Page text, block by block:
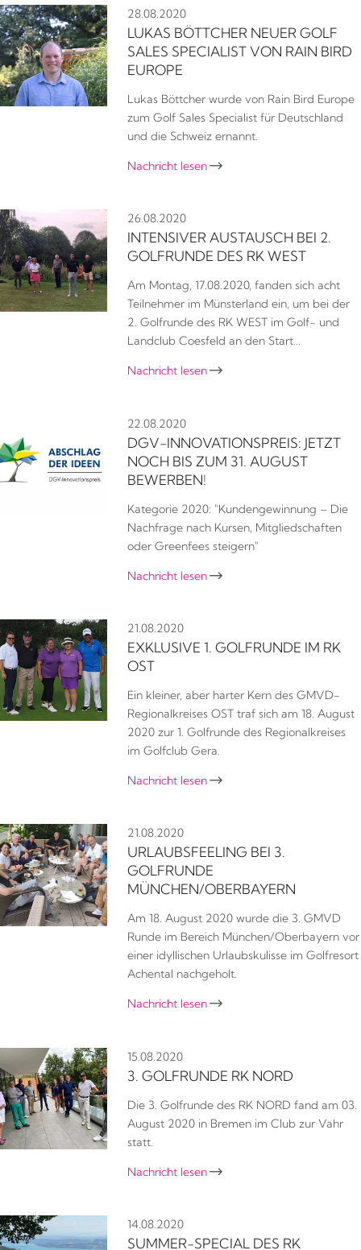
28.08.2020
LUKAS BÖTTCHER NEUER GOLF
SALES SPECIALIST VON RAIN BIRD
EUROPE
Lukas Böttcher wurde von Rain Bird Europe
zum Golf Sales Specialist für Deutschland
und die Schweiz ernannt.
Nachricht lesen 
26.08.2020
INTENSIVER AUSTAUSCH BEI 2.
GOLFRUNDE DES RK WEST
Am Montag, 17.08.2020, fanden sich acht
Teilnehmer im Münsterland ein, um bei der
2. Golfrunde des RK WEST im Golf- und
Landclub Coesfeld an den Start…
Nachricht lesen 
22.08.2020
DGV-INNOVATIONSPREIS: JETZT
NOCH BIS ZUM 31. AUGUST
BEWERBEN!
Kategorie 2020: "Kundengewinnung – Die
Nachfrage nach Kursen, Mitgliedschaften
oder Greenfees steigern"
Nachricht lesen 
21.08.2020
EXKLUSIVE 1. GOLFRUNDE IM RK
OST
Ein kleiner, aber harter Kern des GMVD-
Regionalkreises OST traf sich am 18. August
2020 zur 1. Golfrunde des Regionalkreises
im Golfclub Gera.
Nachricht lesen 
21.08.2020
URLAUBSFEELING BEI 3.
GOLFRUNDE
MÜNCHEN/OBERBAYERN
Am 18. August 2020 wurde die 3. GMVD
Runde im Bereich München/Oberbayern vor
einer idyllischen Urlaubskulisse im Golfresort
Achental nachgeholt.
Nachricht lesen 
15.08.2020
3. GOLFRUNDE RK NORD
Die 3. Golfrunde des RK NORD fand am 03.
August 2020 in Bremen im Club zur Vahr
statt.
Nachricht lesen 
14.08.2020
SUMMER-SPECIAL DES RK